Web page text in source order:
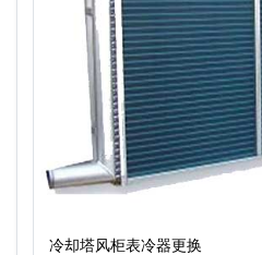
冷却塔风柜表冷器更换